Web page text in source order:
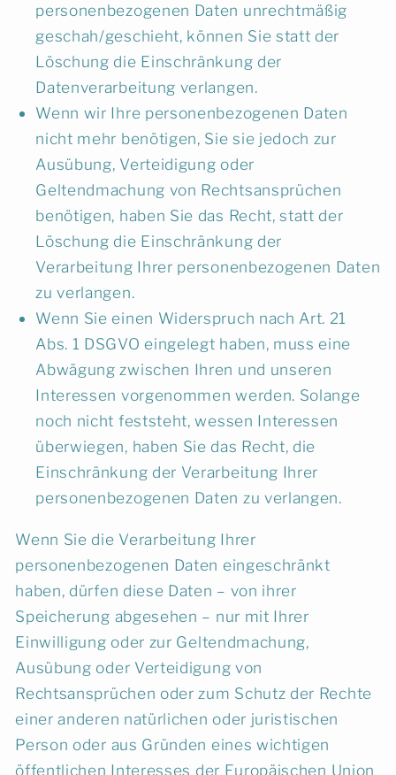
personenbezogenen Daten unrechtmäßig
geschah/geschieht, können Sie statt der
Löschung die Einschränkung der
Datenverarbeitung verlangen.
Wenn wir Ihre personenbezogenen Daten
nicht mehr benötigen, Sie sie jedoch zur
Ausübung, Verteidigung oder
Geltendmachung von Rechtsansprüchen
benötigen, haben Sie das Recht, statt der
Löschung die Einschränkung der
Verarbeitung Ihrer personenbezogenen Daten
zu verlangen.
Wenn Sie einen Widerspruch nach Art. 21
Abs. 1 DSGVO eingelegt haben, muss eine
Abwägung zwischen Ihren und unseren
Interessen vorgenommen werden. Solange
noch nicht feststeht, wessen Interessen
überwiegen, haben Sie das Recht, die
Einschränkung der Verarbeitung Ihrer
personenbezogenen Daten zu verlangen.
Wenn Sie die Verarbeitung Ihrer
personenbezogenen Daten eingeschränkt
haben, dürfen diese Daten – von ihrer
Speicherung abgesehen – nur mit Ihrer
Einwilligung oder zur Geltendmachung,
Ausübung oder Verteidigung von
Rechtsansprüchen oder zum Schutz der Rechte
einer anderen natürlichen oder juristischen
Person oder aus Gründen eines wichtigen
öffentlichen Interesses der Europäischen Union